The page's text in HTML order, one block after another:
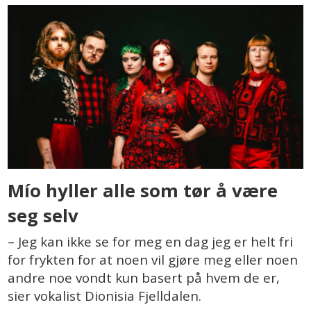
Mío hyller alle som tør å være
seg selv
– Jeg kan ikke se for meg en dag jeg er helt fri
for frykten for at noen vil gjøre meg eller noen
andre noe vondt kun basert på hvem de er,
sier vokalist Dionisia Fjelldalen.